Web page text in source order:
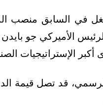
في السابق منصب
الأميركي جو
أكبر الإستراتيجيات
قد تصل قيمة